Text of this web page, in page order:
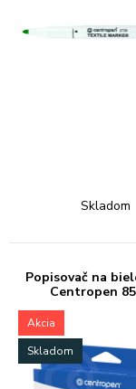
Skladom
Popisovač na
Centropen
Akcia
Skladom